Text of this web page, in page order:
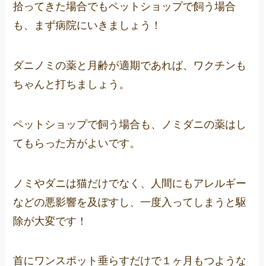
拾ってきた場合でもペットショップで飼う場合
も、まず病院にいきましょう！
ダニノミの薬と月齢が適期であれば、ワクチンも
ちゃんと打ちましょう。
ペットショップで飼う場合も、ノミダニの薬はし
てもらった方がよいです。
ノミやダニは猫だけでなく、人間にもアレルギー
などの悪影響を及ぼすし、一度入ってしまうと駆
除が大変です！
首にワンスポット垂らすだけで１ヶ月もつような